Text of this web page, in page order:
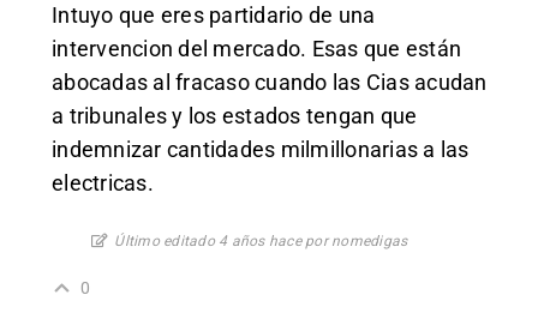
Intuyo que eres partidario de una
intervencion del mercado. Esas que están
abocadas al fracaso cuando las Cias acudan
a tribunales y los estados tengan que
indemnizar cantidades milmillonarias a las
electricas.
Último editado 4 años hace por nomedigas
0